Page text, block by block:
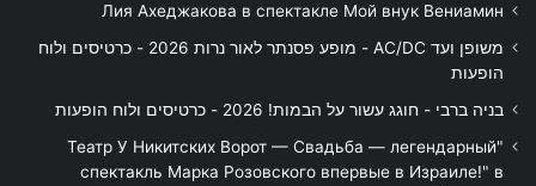
Лия Ахеджакова в спектакле Мой внук Вениамин
משופן ועד AC/DC - מופע פסנתר לאור נרות 2026 - כרטיסים ולוח
הופעות
בניה ברבי - חוגג עשור על הבמות! 2026 - כרטיסים ולוח הופעות
"Театр У Никитских Ворот — Свадьба — легендарный
спектакль Марка Розовского впервые в Израиле!" в